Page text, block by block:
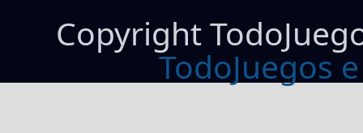
Copyright
TodoJuegos